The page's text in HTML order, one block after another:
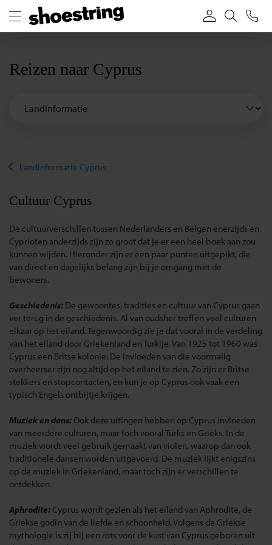
Reizen naar Cyprus
Landinformatie Cyprus
Cultuur Cyprus
De cultuurverschillen tussen Nederlanders en Belgen enerzijds en
Cyprioten anderzijds zijn zo groot dat je er een heel boek aan zou
kunnen wijden. Hieronder zijn er een paar punten uitgepikt, die
van direct en dagelijks belang zijn bij je omgang met de
bewoners.
Geschiedenis: De gewoontes, tradities en cultuur van Cyprus gaan
ver terug in de geschiedenis. Al van oudsher treffen veel culturen
elkaar op het eiland. Tegenwoordig zie je dat vooral in de verdeling
van het eiland door Griekenland en Turkije. Van 1925 tot 1960 was
Cyprus een Britse kolonie. De invloeden van die voormalig
overheerser zijn nog altijd op het eiland te zien. Zo zijn er Britse
stekkers en stopcontacten, en kun je op Cyprus ook vaak een
typisch Engels ontbijtje krijgen.
Muziek en dans: Ook deze uitingen hebben op Cyprus invloeden
van meerdere culturen, maar toch vooral Turks en Grieks. In de
muziek wordt veel gebruik gemaakt van violen, waarop dan ook
traditionele dansen worden uitgevoerd. De muziek lijkt enigszins
op de muziek in Griekenland, maar toch zijn er verschillen te
ontdekken.
Aphrodite: Cyprus wordt gezien als het eiland van Aphrodite, de
Griekse godin van de liefde en schoonheid. Volgens de Griekse
mythologie is zij bij een rots voor de kust van Cyprus geboren uit